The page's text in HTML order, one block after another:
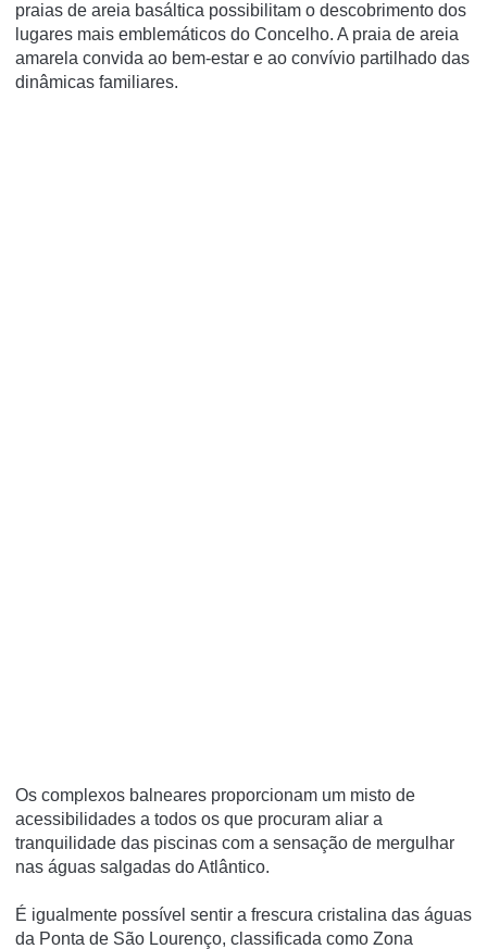
praias de areia basáltica possibilitam o descobrimento dos
lugares mais emblemáticos do Concelho. A praia de areia
amarela convida ao bem-estar e ao convívio partilhado das
dinâmicas familiares.
Os complexos balneares proporcionam um misto de
acessibilidades a todos os que procuram aliar a
tranquilidade das piscinas com a sensação de mergulhar
nas águas salgadas do Atlântico.
É igualmente possível sentir a frescura cristalina das águas
da Ponta de São Lourenço, classificada como Zona